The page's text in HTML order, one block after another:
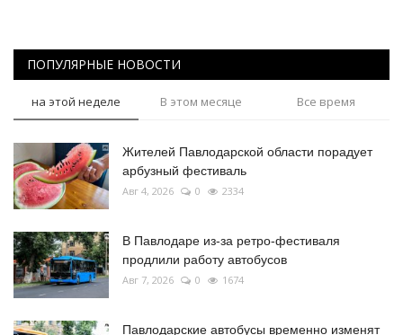
ПОПУЛЯРНЫЕ НОВОСТИ
на этой неделе В этом месяце Все время
Жителей Павлодарской области порадует
арбузный фестиваль
Авг 4, 2026 0 2334
В Павлодаре из-за ретро-фестиваля
продлили работу автобусов
Авг 7, 2026 0 1674
Павлодарские автобусы временно изменят